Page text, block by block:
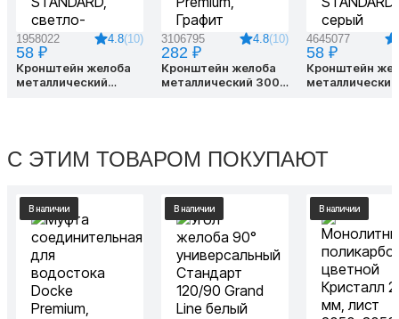
1958022 4.8(10)
58 ₽
Кронштейн желоба
металлический
3106795 4.8(10)
282 ₽
Кронштейн желоба
металлический 300
4645077
58 ₽
Кронштейн
металлический
С ЭТИМ ТОВАРОМ ПОКУПАЮТ
В наличии В наличии В наличии